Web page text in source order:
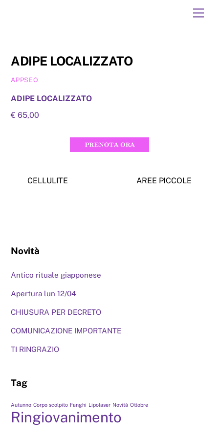
ADIPE LOCALIZZATO
APPSEO
ADIPE LOCALIZZATO
€ 65,00
CELLULITE AREE PICCOLE
Novità
Antico rituale giapponese
Apertura lun 12/04
CHIUSURA PER DECRETO
COMUNICAZIONE IMPORTANTE
TI RINGRAZIO
Tag
Autunno Corpo scolpito Fanghi Lipolaser Novità Ottobre
Ringiovanimento